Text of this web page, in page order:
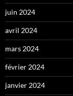
juin 2024
avril 2024
mars 2024
février 2024
janvier 2024